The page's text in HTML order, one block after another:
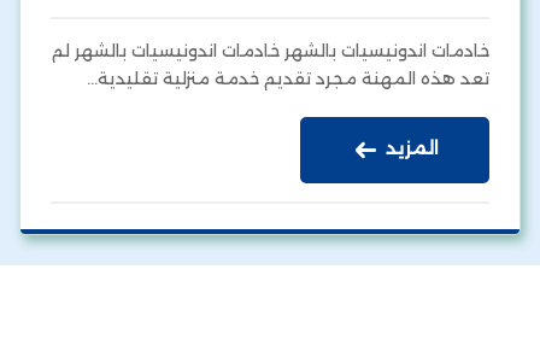
خادمات اندونيسيات بالشهر خادمات اندونيسيات بالشهر لم
تعد هذه المهنة مجرد تقديم خدمة منزلية تقليدية…
المزيد